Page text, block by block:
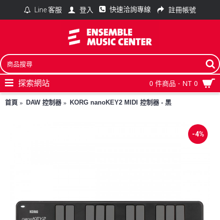
Line 客服 登入 快速洽詢專線 註冊帳號
0 件商品 - NT 0
探索網站
首頁 DAW 控制器 KORG nanoKEY2 MIDI 控制器 - 黑
-4%